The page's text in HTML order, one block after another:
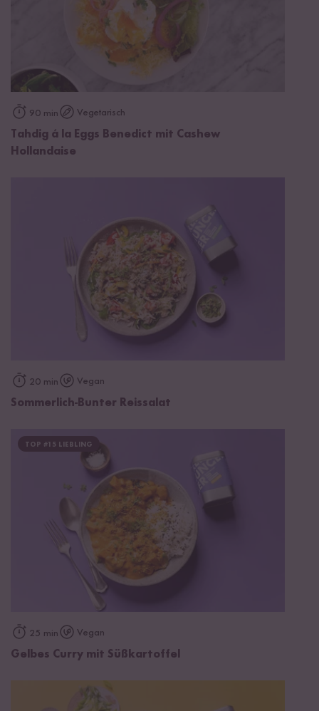
90 min Vegetarisch
Tahdig á la Eggs Benedict mit Cashew
Hollandaise
20 min Vegan
Sommerlich-Bunter Reissalat
TOP #15 LIEBLING
25 min Vegan
Gelbes Curry mit Süßkartoffel